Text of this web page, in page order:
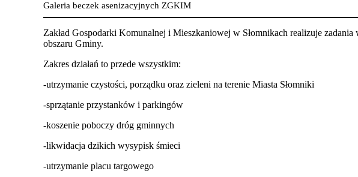
Galeria beczek asenizacyjnych ZGKIM
Zakład Gospodarki Komunalnej i Mieszkaniowej w Słomnikach realizuje
obszaru Gminy.
Zakres działań to przede wszystkim:
-utrzymanie czystości, porządku oraz zieleni na terenie Miasta Słomniki
-sprzątanie przystanków i parkingów
-koszenie poboczy dróg gminnych
-likwidacja dzikich wysypisk śmieci
-utrzymanie placu targowego